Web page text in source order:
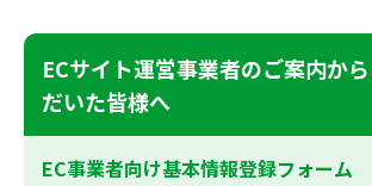
ECサイト運営事業者のご案内か
だいた皆様へ
EC事業者向け基本情報登録フォーム